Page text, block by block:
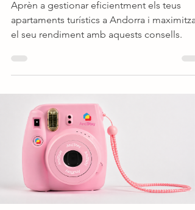
Aprèn a gestionar eficientment els teus
apartaments turístics a Andorra i maximitza
el seu rendiment amb aquests consells.